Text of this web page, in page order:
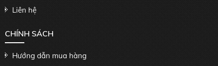
Liên hệ
CHÍNH SÁCH
Hướng dẫn mua hàng